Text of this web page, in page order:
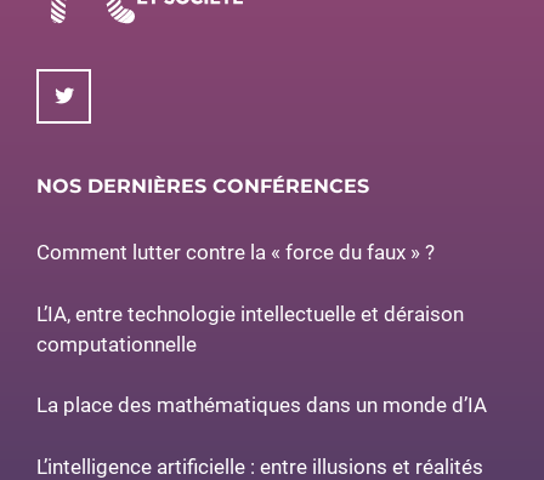
NOS DERNIÈRES CONFÉRENCES
Comment lutter contre la « force du faux » ?
L’IA, entre technologie intellectuelle et déraison
computationnelle
La place des mathématiques dans un monde d’IA
L’intelligence artificielle : entre illusions et réalités